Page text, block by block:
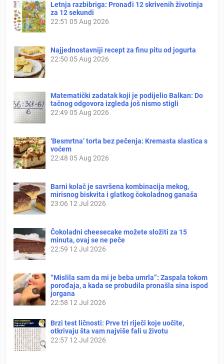
Letnja razbibriga: Pronađi 12 skrivenih životinja
za 12 sekundi
22:51 05 Aug 2026
Najjednostavniji recept za finu pitu od jogurta
22:50 05 Aug 2026
Matematički zadatak koji je podijelio Balkan: Do
tačnog odgovora izgleda još nismo stigli
22:49 05 Aug 2026
‘Besmrtna’ torta bez pečenja: Kremasta slastica s
voćem
22:48 05 Aug 2026
Barni kolač je savršena kombinacija mekog,
mirisnog biskvita i glatkog čokoladnog ganaša
23:06 12 Jul 2026
Čokoladni cheesecake možete složiti za 15
minuta, ovaj se ne peče
22:59 12 Jul 2026
“Mislila sam da mi je beba umrla”: Zaspala tokom
porođaja, a kada se probudila pronašla sina ispod
jorgana
22:58 12 Jul 2026
Brzi test ličnosti: Prve tri riječi koje uočite,
otkrivaju šta vam najviše fali u životu
22:57 12 Jul 2026